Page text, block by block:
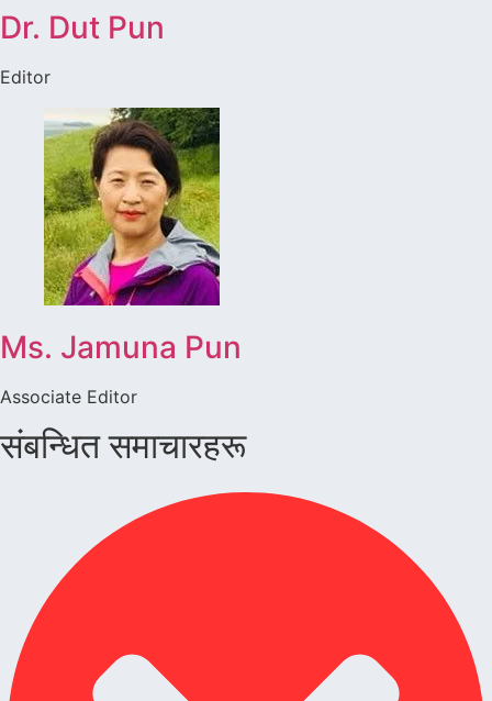
Dr. Dut Pun
Editor
Ms. Jamuna Pun
Associate Editor
संबन्धित समाचारहरू